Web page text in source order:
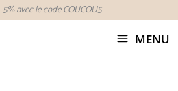
-5% avec le code COUCOU5
MENU